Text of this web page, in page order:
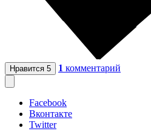
Нравится 5 1 комментарий
Facebook
Вконтакте
Twitter